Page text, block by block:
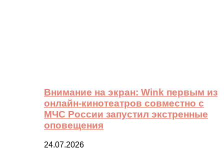
Внимание на экран: Wink первым из
онлайн-кинотеатров совместно с
МЧС России запустил экстренные
оповещения
24.07.2026